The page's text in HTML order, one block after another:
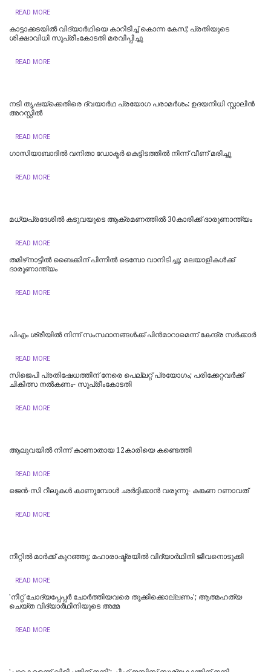
READ MORE
കാട്ടാക്കടയില്‍ വിദ്യാര്‍ഥിയെ കാറിടിച്ച് കൊന്ന കേസ്; പ്രതിയുടെ
ശിക്ഷാവിധി സുപ്രീംകോടതി മരവിപ്പിച്ചു
READ MORE
നടി തൃഷയ്ക്കെതിരെ ദ്വയാർഥ പ്രയോ​ഗ പരാമർശം: ഉദയനിധി സ്റ്റാലിൻ
അറസ്റ്റിൽ
READ MORE
ഗാസിയാബാദിൽ വനിതാ ഡോക്ടർ കെട്ടിടത്തിൽ നിന്ന് വീണ് മരിച്ചു
READ MORE
മധ്യപ്രദേശിൽ കടുവയുടെ ആക്രമണത്തിൽ 30കാരിക്ക് ദാരുണാന്ത്യം
READ MORE
തമിഴ്‌നാട്ടില്‍ ബൈക്കിന് പിന്നില്‍ ടെമ്പോ വാനിടിച്ചു; മലയാളികള്‍ക്ക്
ദാരുണാന്ത്യം
READ MORE
പിഎം ശ്രീയില്‍ നിന്ന് സംസ്ഥാനങ്ങള്‍ക്ക് പിന്‍മാറാമെന്ന് കേന്ദ്ര സര്‍ക്കാര്‍
READ MORE
സിജെപി പ്രതിഷേധത്തിന് നേരെ പെല്ലറ്റ് പ്രയോഗം; പരിക്കേറ്റവർക്ക്
ചികിത്സ നൽകണം- സുപ്രീംകോടതി
READ MORE
ആലുവയിൽ നിന്ന് കാണാതായ 12കാരിയെ കണ്ടെത്തി
READ MORE
ജെന്‍-സി റീലുകള്‍ കാണുമ്പോള്‍ ഛര്‍ദ്ദിക്കാന്‍ വരുന്നു- കങ്കണ റണാവത്
READ MORE
നീറ്റിൽ മാർക്ക് കുറഞ്ഞു; മഹാരാഷ്ട്രയിൽ വിദ്യാർഥിനി ജീവനൊടുക്കി
READ MORE
'നീറ്റ് ചോദ്യപ്പേപ്പർ ചോർത്തിയവരെ തൂക്കിക്കൊല്ലണം'; ആത്മഹത്യ
ചെയ്ത വിദ്യാർഥിനിയുടെ അമ്മ
READ MORE